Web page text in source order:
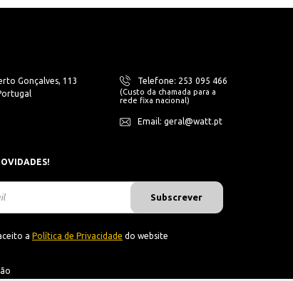
Gonçalves, 113
Telefone: 253 095 466
(Custo da chamada para a
rede fixa nacional)
Email: geral@watt.pt
Subscrever
a Política de Privacidade do website